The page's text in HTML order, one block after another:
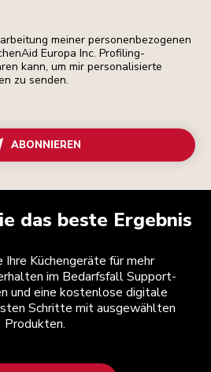
meiner personenbezogenen
Europa Inc. Profiling-
kann, um mir personalisierte
zu senden.
ABONNIEREN
das beste Ergebnis
Ihre Küchengeräte für mehr
im Bedarfsfall Support-
und eine kostenlose digitale
Schritte mit ausgewählten
Produkten.